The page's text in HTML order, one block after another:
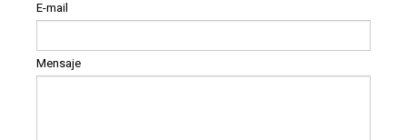
E-mail
Mensaje